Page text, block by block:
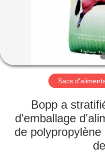
DE
NOUS
VISITE
D'USINE
Sacs
Bopp a
d'emballage
de